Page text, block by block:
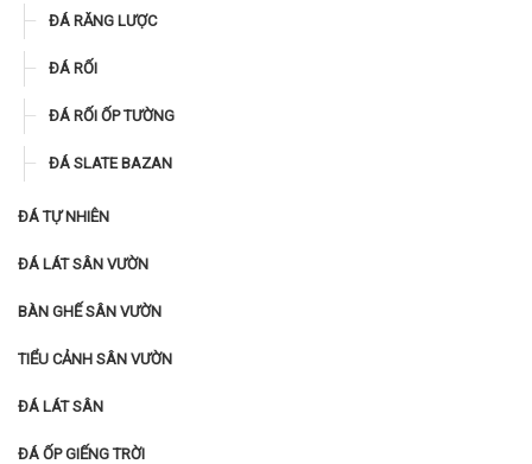
ĐÁ RĂNG LƯỢC
ĐÁ RỐI
ĐÁ RỐI ỐP TƯỜNG
ĐÁ SLATE BAZAN
ĐÁ TỰ NHIÊN
ĐÁ LÁT SÂN VƯỜN
BÀN GHẾ SÂN VƯỜN
TIỂU CẢNH SÂN VƯỜN
ĐÁ LÁT SÂN
ĐÁ ỐP GIẾNG TRỜI